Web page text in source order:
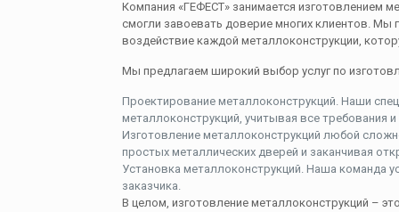
Компания «ГЕФЕСТ» занимается изготовлением
смогли завоевать доверие многих клиентов. Мы
воздействие каждой металлоконструкции,
Мы предлагаем широкий выбор услуг по
Проектирование металлоконструкций. Наши
металлоконструкций, учитывая все требования
Изготовление металлоконструкций любой
простых металлических дверей и заканчивая
Установка металлоконструкций. Наша команда
заказчика.
В целом, изготовление металлоконструкций –